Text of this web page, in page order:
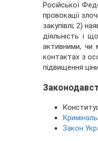
Російської
провокації
закупівлі; 2)
діяльність і
активними, чи
контактах з
підвищення
Закон